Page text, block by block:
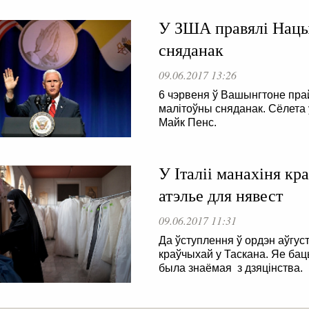
У ЗША правялі
сняданак
09.06.2017 13:26
6 чэрвеня ў Вашынгтоне
малітоўны сняданак. Сёлета
Майк Пенс.
У Італіі манахіня
атэлье для нявест
09.06.2017 11:31
Да ўступлення ў ордэн
краўчыхай у Таскана. Яе
была знаёмая з дзяцінства.